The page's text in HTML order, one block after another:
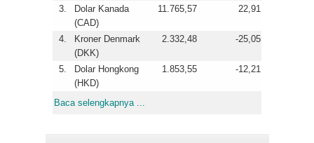
3.
Dolar Kanada
(CAD)
11.765,57 22,91
4.
Kroner Denmark
(DKK)
2.332,48 -25,05
5.
Dolar Hongkong
(HKD)
1.853,55 -12,21
Baca selengkapnya ...